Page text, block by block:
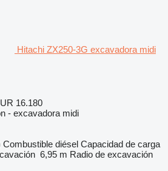
Hitachi ZX250-3G excavadora midi
16.180
- excavadora midi
Combustible diésel Capacidad de carga
6,95 m Radio de excavación